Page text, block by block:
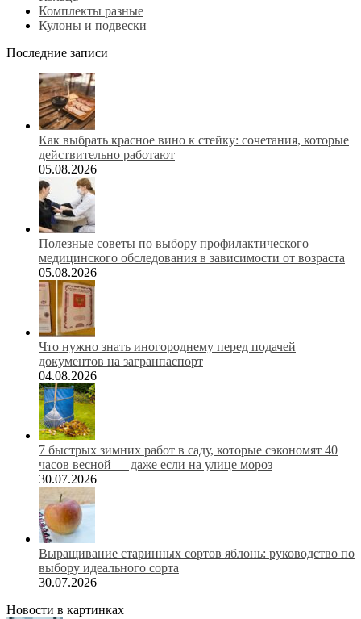
Комплекты разные
Кулоны и подвески
Последние записи
Как выбрать красное вино к стейку: сочетания, которые
действительно работают
05.08.2026
Полезные советы по выбору профилактического
медицинского обследования в зависимости от возраста
05.08.2026
Что нужно знать иногороднему перед подачей
документов на загранпаспорт
04.08.2026
7 быстрых зимних работ в саду, которые сэкономят 40
часов весной — даже если на улице мороз
30.07.2026
Выращивание старинных сортов яблонь: руководство по
выбору идеального сорта
30.07.2026
Новости в картинках